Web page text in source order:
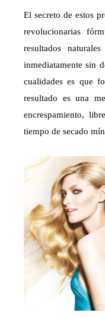
El secreto de estos
revolucionarias
resultados
inmediatamente sin
cualidades es que
resultado es una
encrespamiento,
tiempo de secado